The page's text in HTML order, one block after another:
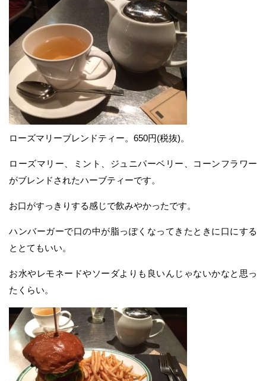
ローズマリーブレンドティー。650円(税抜)。
ローズマリー、ミント、ジュニパーベリー、コーンフラワー
がブレンドされたハーブティーです。
お口がすっきりする感じで飲みやかったです。
ハンバーガーで口の中が脂っぽくなってきたときに口にする
ととてもいい。
お水やレモネードやソーダよりも良いんじゃないかなと思っ
たくらい。